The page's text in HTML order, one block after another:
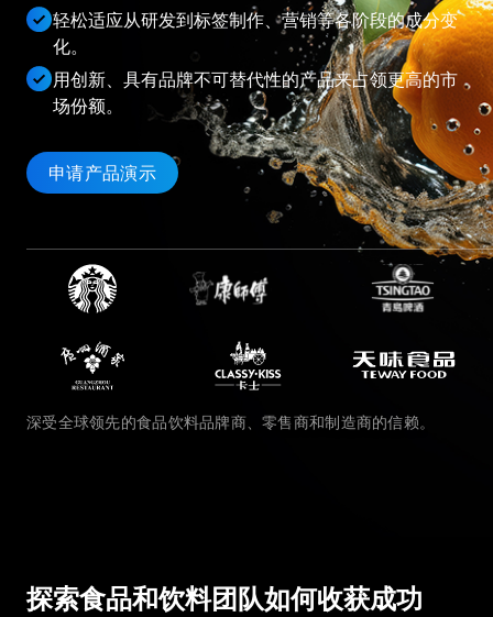
轻松适应从研发到标签制作、营销等各阶段的成分变
化。
用创新、具有品牌不可替代性的产品来占领更高的市
场份额。
申请产品演示
深受全球领先的食品饮料品牌商、零售商和制造商的信赖。
探索食品和饮料团队如何收获成功